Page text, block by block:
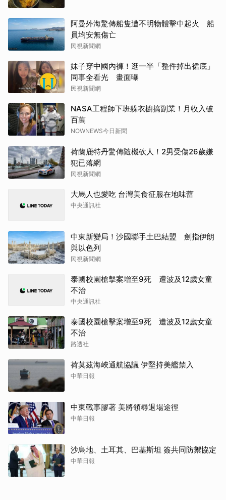
阿曼外海驚傳船隻遭不明物體擊中起火 船
員均安無傷亡
民視新聞網
妹子穿中國內褲！逛一半「整件掉出裙底」
同事全看光 畫面曝
民視新聞網
NASA工程師下班躲衣櫥搞副業！月收入破
百萬
NOWNEWS今日新聞
荷蘭鹿特丹驚傳隨機砍人！2男受傷26歲嫌
犯已落網
民視新聞網
大馬人也愛吃 台灣美食征服在地味蕾
中央通訊社
中東新變局！沙國聯手土巴結盟 劍指伊朗
與以色列
民視新聞網
泰國校園槍擊案增至9死 遭波及12歲女童
不治
中央通訊社
泰國校園槍擊案增至9死 遭波及12歲女童
不治
路透社
荷莫茲海峽通航協議 伊堅持美艦禁入
中華日報
中東戰事膠著 美將領尋退場途徑
中華日報
沙烏地、土耳其、巴基斯坦 簽共同防禦協定
中華日報